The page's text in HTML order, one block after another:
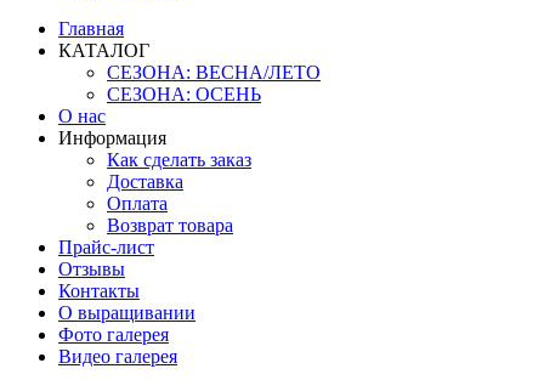
Главная
КАТАЛОГ
СЕЗОНА: ВЕСНА/ЛЕТО
СЕЗОНА: ОСЕНЬ
О нас
Информация
Как сделать заказ
Доставка
Оплата
Возврат товара
Прайс-лист
Отзывы
Контакты
О выращивании
Фото галерея
Видео галерея